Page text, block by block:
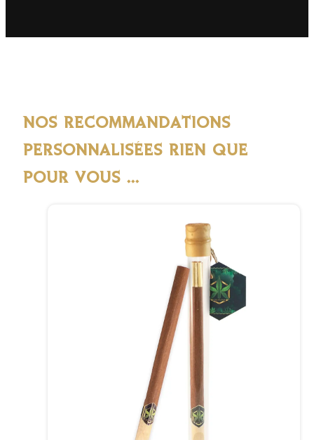
NOS RECOMMANDATIONS
PERSONNALISÉES RIEN QUE
POUR VOUS ...